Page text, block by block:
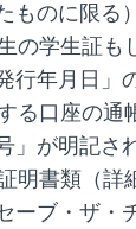
ものに限る
の学生証も
行年月日」
る口座の通
」が明記さ
明書類（詳
ーブ・ザ・